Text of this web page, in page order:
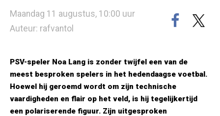
Maandag 11 augustus, 10:00 uur
Auteur: rafvantol
PSV-speler Noa Lang is zonder twijfel een van de
meest besproken spelers in het hedendaagse voetbal.
Hoewel hij geroemd wordt om zijn technische
vaardigheden en flair op het veld, is hij tegelijkertijd
een polariserende figuur. Zijn uitgesproken